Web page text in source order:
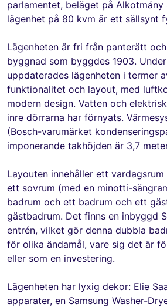
parlamentet, beläget på Alkotmány
lägenhet på 80 kvm är ett sällsynt
Lägenheten är fri från panterätt
byggnad som byggdes 1903.
uppdaterades lägenheten i termer
funktionalitet och layout, med
modern design. Vatten och
inre dörrarna har förnyats.
(Bosch-varumärket
imponerande takhöjden är 3,7
Layouten innehåller ett
ett sovrum (med en minotti-
badrum och ett badrum och ett
gästbadrum. Det finns en inbyggd
entrén, vilket gör denna dubbla
för olika ändamål, vare sig det är
eller som en investering.
Lägenheten har lyxig dekor: Elie
apparater, en Samsung Washer-